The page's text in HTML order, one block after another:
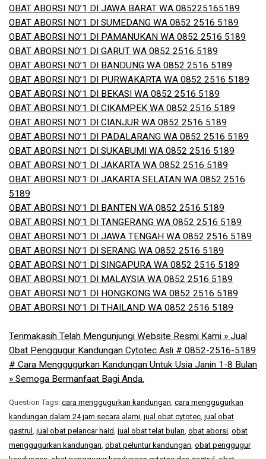
OBAT ABORSI NO’1 DI JAWA BARAT WA 085225165189
OBAT ABORSI NO’1 DI SUMEDANG WA 0852 2516 5189
OBAT ABORSI NO’1 DI PAMANUKAN WA 0852 2516 5189
OBAT ABORSI NO’1 DI GARUT WA 0852 2516 5189
OBAT ABORSI NO’1 DI BANDUNG WA 0852 2516 5189
OBAT ABORSI NO’1 DI PURWAKARTA WA 0852 2516 5189
OBAT ABORSI NO’1 DI BEKASI WA 0852 2516 5189
OBAT ABORSI NO’1 DI CIKAMPEK WA 0852 2516 5189
OBAT ABORSI NO’1 DI CIANJUR WA 0852 2516 5189
OBAT ABORSI NO’1 DI PADALARANG WA 0852 2516 5189
OBAT ABORSI NO’1 DI SUKABUMI WA 0852 2516 5189
OBAT ABORSI NO’1 DI JAKARTA WA 0852 2516 5189
OBAT ABORSI NO’1 DI JAKARTA SELATAN WA 0852 2516
5189
OBAT ABORSI NO’1 DI BANTEN WA 0852 2516 5189
OBAT ABORSI NO’1 DI TANGERANG WA 0852 2516 5189
OBAT ABORSI NO’1 DI JAWA TENGAH WA 0852 2516 5189
OBAT ABORSI NO’1 DI SERANG WA 0852 2516 5189
OBAT ABORSI NO’1 DI SINGAPURA WA 0852 2516 5189
OBAT ABORSI NO’1 DI MALAYSIA WA 0852 2516 5189
OBAT ABORSI NO’1 DI HONGKONG WA 0852 2516 5189
OBAT ABORSI NO’1 DI THAILAND WA 0852 2516 5189
Terimakasih Telah Mengunjungi Website Resmi Kami » Jual
Obat Penggugur Kandungan Cytotec Asli # 0852-2516-5189
# Cara Menggugurkan Kandungan Untuk Usia Janin 1-8 Bulan
» Semoga Bermanfaat Bagi Anda.
Question Tags: cara menggugurkan kandungan cara menggugurkan
kandungan dalam 24 jam secara alami jual obat cytotec jual obat
gastrul jual obat pelancar haid jual obat telat bulan obat aborsi obat
menggugurkan kandungan obat peluntur kandungan obat penggugur